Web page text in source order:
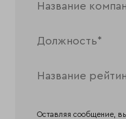
Оставляя сообщение,